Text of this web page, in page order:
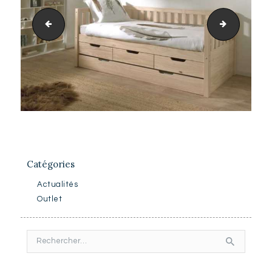
CANOE ADVENTURE DETAIL 09 LAKE
Catégories
Actualités
Outlet
Rechercher :